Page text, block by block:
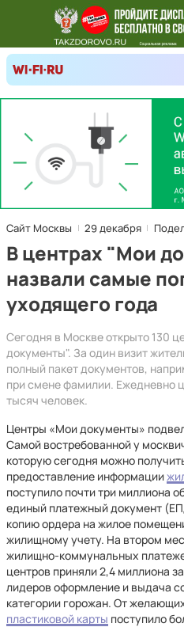
Сайт Москвы 29 декабря
В центрах "Мои
назвали самые
уходящего года
Сегодня в Москве открыто 130
документы". За один визит
полный пакет документов,
при смене фамилии. Ежедневно
тысяч человек.
Центры «Мои документы»
Самой востребованной у
которую сегодня можно
предоставление информации
поступило почти три миллиона
единый платежный документ
копию ордера на жилое
жилищному учету. На втором
жилищно-коммунальных
центров приняли 2,4 миллиона
лидеров оформление и выдача
категории горожан. От
пластиковой карты поступило